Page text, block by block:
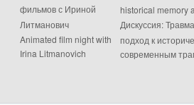
фильмов с Ириной
Литманович
Animated film night with
Irina Litmanovich
historical memory
Дискуссия:
подход к
современным